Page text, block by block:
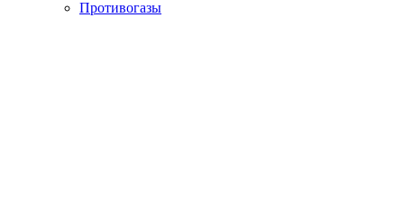
Противогазы